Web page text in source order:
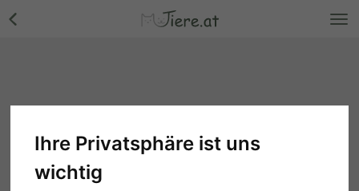
Ihre Privatsphäre ist uns
wichtig
Tiermarkt